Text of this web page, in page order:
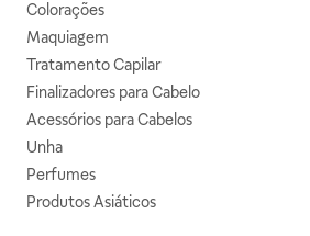
Colorações
Maquiagem
Tratamento Capilar
Finalizadores para Cabelo
Acessórios para Cabelos
Unha
Perfumes
Produtos Asiáticos